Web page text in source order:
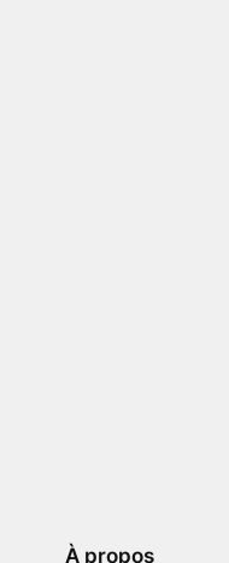
À propos